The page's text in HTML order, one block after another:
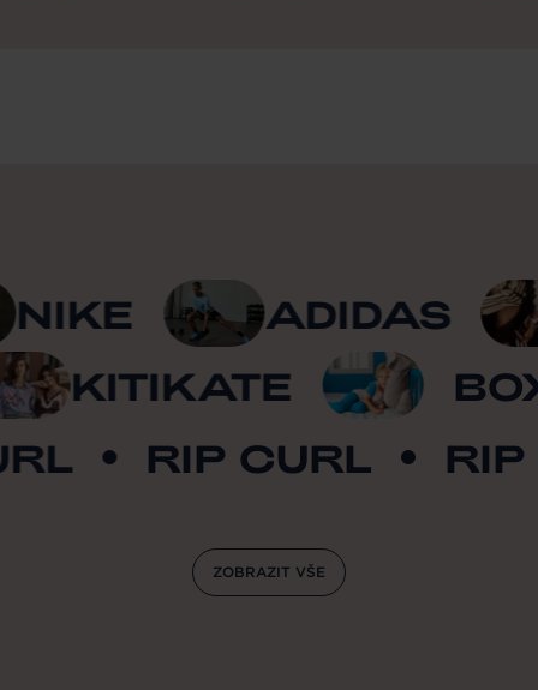
ADIDAS
KITIKATE
RIP CURL
RIP
ZOBRAZIT VŠE